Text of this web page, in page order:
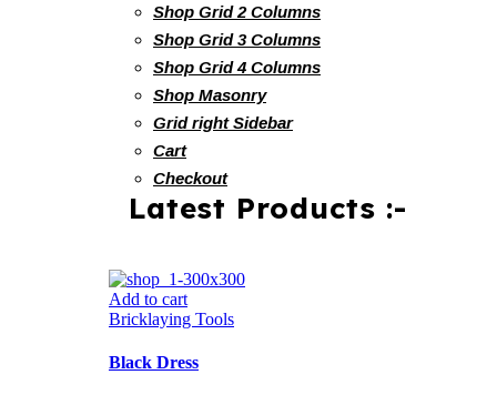
Shop Grid 2 Columns
Shop Grid 3 Columns
Shop Grid 4 Columns
Shop Masonry
Grid right Sidebar
Cart
Checkout
Latest Products :-
Add to cart
Bricklaying Tools
Black Dress